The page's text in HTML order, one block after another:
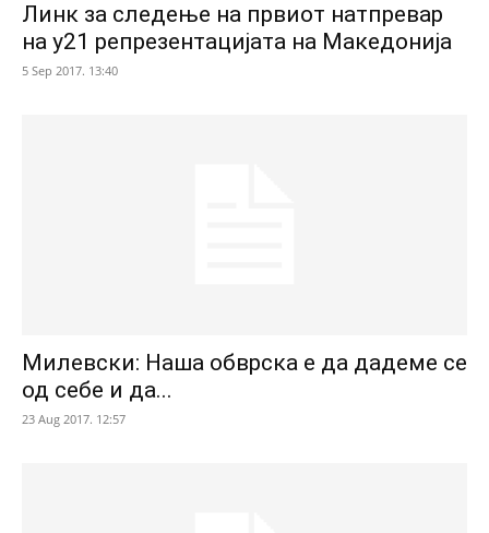
Линк за следење на првиот натпревар
на у21 репрезентацијата на Македонија
5 Sep 2017. 13:40
Милевски: Наша обврска е да дадеме се
од себе и да...
23 Aug 2017. 12:57